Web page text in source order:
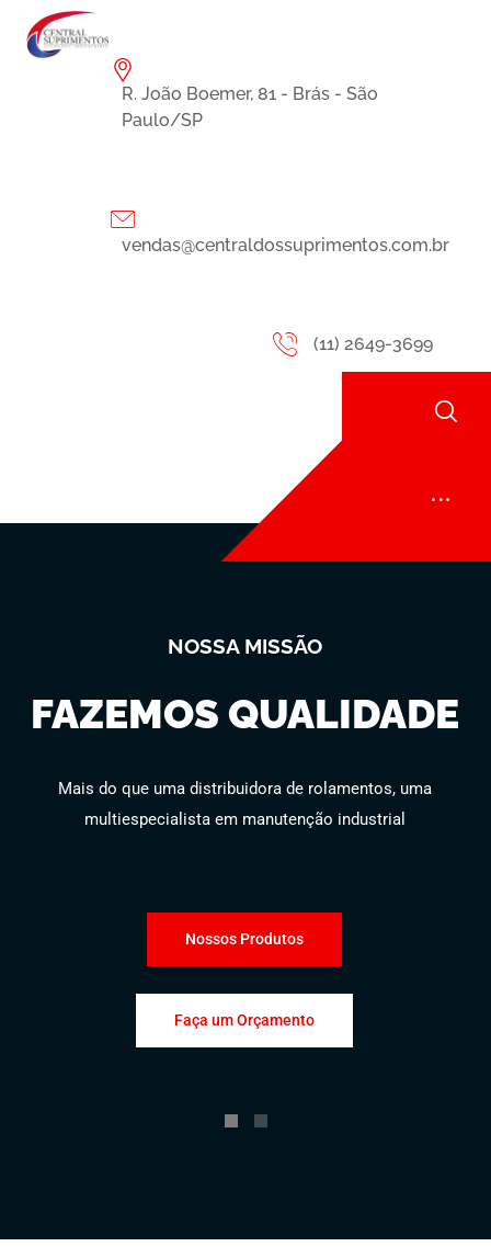
R. João Boemer, 81 - Brás - São
Paulo/SP
vendas@centraldossuprimentos.com.br
(11) 2649-3699
FAZEMOS QUALIDADE
NOSSA MISSÃO
Mais do que uma distribuidora de rolamentos, uma
multiespecialista em manutenção industrial
Nossos Produtos
Faça um Orçamento